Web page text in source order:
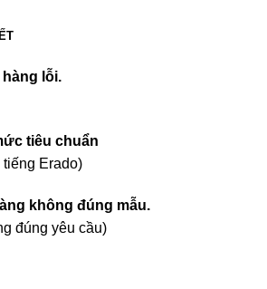
lỗi.
tiêu chuẩn
tiếng Erado)
không đúng mẫu.
đúng yêu cầu)